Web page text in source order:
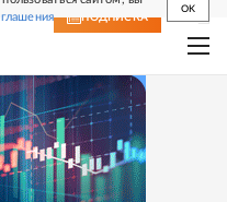
OK
ПОДПИСКА